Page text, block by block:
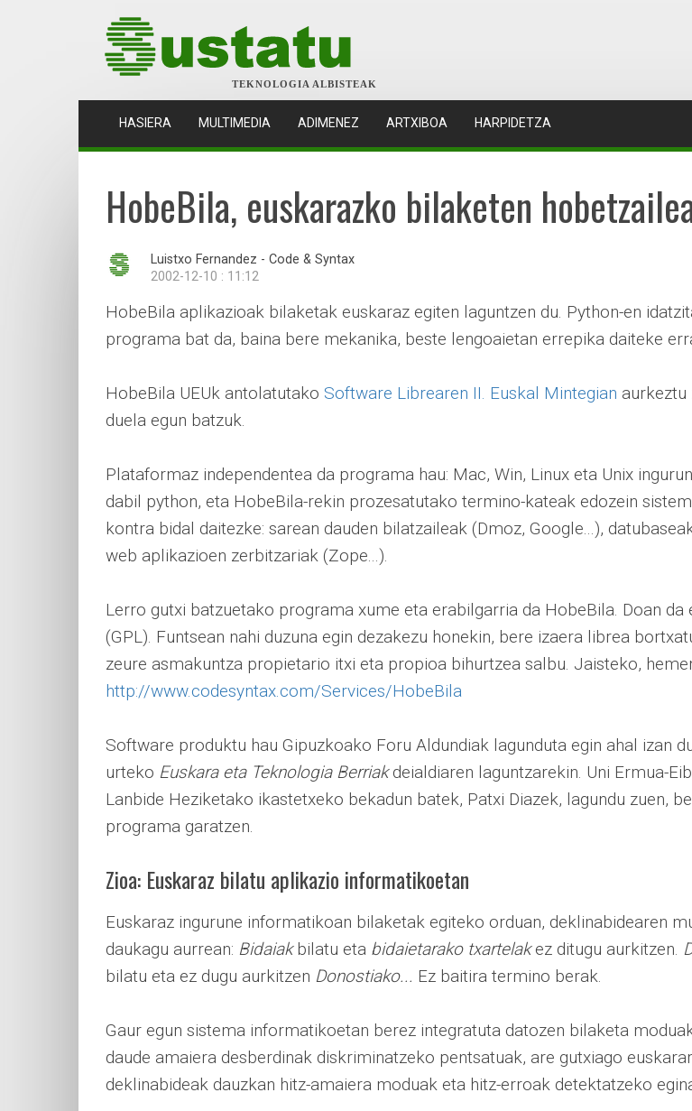
TEKNOLOGIA ALBISTEAK
HASIERA (CURRENT)
MULTIMEDIA ADIMENEZ ARTXIBOA HARPIDETZA
HobeBila, euskarazko bilaketen
Luistxo Fernandez - Code & Syntax
2002-12-10 : 11:12
HobeBila aplikazioak bilaketak euskaraz egiten laguntzen du. Python-en
programa bat da, baina bere mekanika, beste lengoaietan errepika daiteke
HobeBila UEUk antolatutako Software Librearen II. Euskal Mintegian aurkeztu
duela egun batzuk.
Plataformaz independentea da programa hau: Mac, Win, Linux eta Unix
dabil python, eta HobeBila-rekin prozesatutako termino-kateak edozein
kontra bidal daitezke: sarean dauden bilatzaileak (Dmoz, Google...),
web aplikazioen zerbitzariak (Zope...).
Lerro gutxi batzuetako programa xume eta erabilgarria da HobeBila. Doan da
(GPL). Funtsean nahi duzuna egin dezakezu honekin, bere izaera librea
zeure asmakuntza propietario itxi eta propioa bihurtzea salbu. Jaisteko,
http://www.codesyntax.com/Services/HobeBila
Software produktu hau Gipuzkoako Foru Aldundiak lagunduta egin ahal izan
urteko Euskara eta Teknologia Berriakdeialdiaren laguntzarekin. Uni Ermua-
Lanbide Heziketako ikastetxeko bekadun batek, Patxi Diazek, lagundu zuen,
programa garatzen.
Zioa: Euskaraz bilatu aplikazio informatikoetan
Euskaraz ingurune informatikoan bilaketak egiteko orduan, deklinabidearen
daukagu aurrean: Bidaiakbilatu eta bidaietarako txartelakez ditugu aurkitzen.
bilatu eta ez dugu aurkitzen Donostiako... Ez baitira termino berak.
Gaur egun sistema informatikoetan berez integratuta datozen bilaketa
daude amaiera desberdinak diskriminatzeko pentsatuak, are gutxiago
deklinabideak dauzkan hitz-amaiera moduak eta hitz-erroak detektatzeko